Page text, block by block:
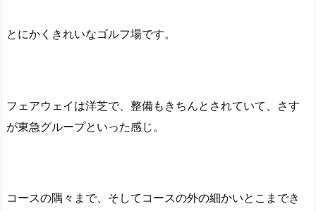
とにかくきれいなゴルフ場です。
フェアウェイは洋芝で、整備もきちんとされていて、さす
が東急グループといった感じ。
コースの隅々まで、そしてコースの外の細かいとこまでき